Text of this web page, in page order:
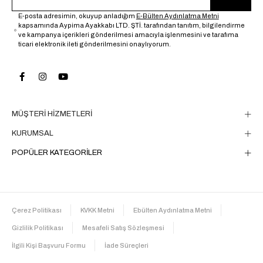
MÜŞTERİ HİZMETLERİ
KURUMSAL
POPÜLER KATEGORİLER
E-posta adresimin, okuyup anladığım E-Bülten Aydınlatma Metni
kapsamında Aypima Ayakkabı LTD. ŞTİ. tarafından tanıtım, bilgilendirme
ve kampanya içerikleri gönderilmesi amacıyla işlenmesini ve tarafıma
ticari elektronik ileti gönderilmesini onaylıyorum.
Çerez Politikası KVKK Metni Ebülten Aydınlatma Metni
Gizlilik Politikası Mesafeli Satış Sözleşmesi
İlgili Kişi Başvuru Formu İade Süreçleri